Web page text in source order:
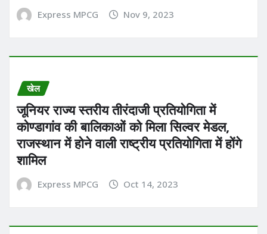
Express MPCG Nov 9, 2023
खेल
जूनियर राज्य स्तरीय तीरंदाजी प्रतियोगिता में
कोण्डागांव की बालिकाओं को मिला सिल्वर मेडल,
राजस्थान में होने वाली राष्ट्रीय प्रतियोगिता में होंगे
शामिल
Express MPCG Oct 14, 2023